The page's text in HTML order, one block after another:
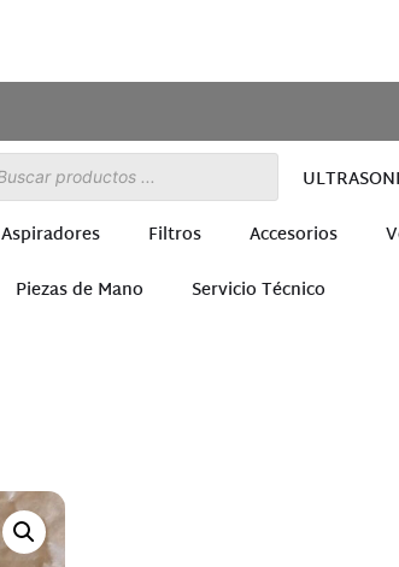
Aspiradores Filtros Accesorios
Piezas de Mano Servicio Técnico